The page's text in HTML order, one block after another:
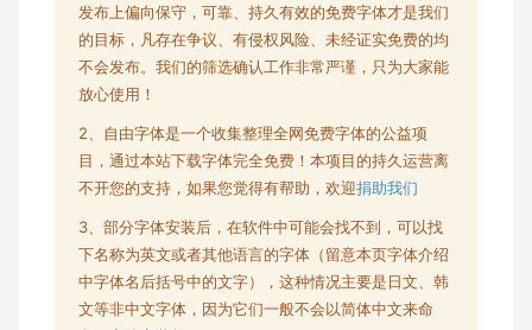
发布上偏向保守，可靠、持久有效的免费字体才是我们
的目标，凡存在争议、有侵权风险、未经证实免费的均
不会发布。我们的筛选确认工作非常严谨，只为大家能
放心使用！
2、自由字体是一个收集整理全网免费字体的公益项
目，通过本站下载字体完全免费！本项目的持久运营离
不开您的支持，如果您觉得有帮助，欢迎捐助我们
3、部分字体安装后，在软件中可能会找不到，可以找
下名称为英文或者其他语言的字体（留意本页字体介绍
中字体名后括号中的文字），这种情况主要是日文、韩
文等非中文字体，因为它们一般不会以简体中文来命